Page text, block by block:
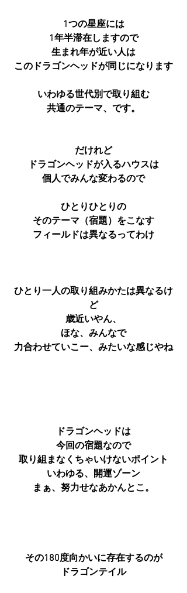
1つの星座には
1年半滞在しますので
生まれ年が近い人は
このドラゴンヘッドが同じになります
いわゆる世代別で取り組む
共通のテーマ、です。
だけれど
ドラゴンヘッドが入るハウスは
個人でみんな変わるので
ひとりひとりの
そのテーマ（宿題）をこなす
フィールドは異なるってわけ
ひとり一人の取り組みかたは異なるけ
ど
歳近いやん、
ほな、みんなで
力合わせていこー、みたいな感じやね
ドラゴンヘッドは
今回の宿題なので
取り組まなくちゃいけないポイント
いわゆる、開運ゾーン
まぁ、努力せなあかんとこ。
その180度向かいに存在するのが
ドラゴンテイル